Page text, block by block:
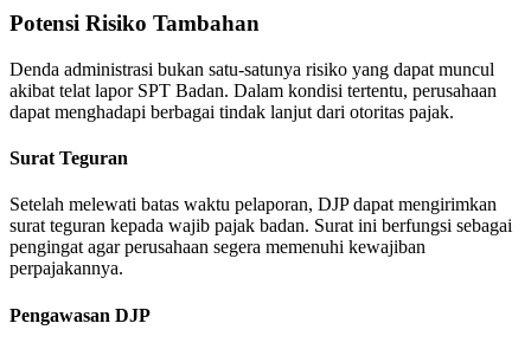
Potensi Risiko Tambahan
Denda administrasi bukan satu-satunya risiko yang dapat muncul
akibat telat lapor SPT Badan. Dalam kondisi tertentu, perusahaan
dapat menghadapi berbagai tindak lanjut dari otoritas pajak.
Surat Teguran
Setelah melewati batas waktu pelaporan, DJP dapat mengirimkan
surat teguran kepada wajib pajak badan. Surat ini berfungsi sebagai
pengingat agar perusahaan segera memenuhi kewajiban
perpajakannya.
Pengawasan DJP